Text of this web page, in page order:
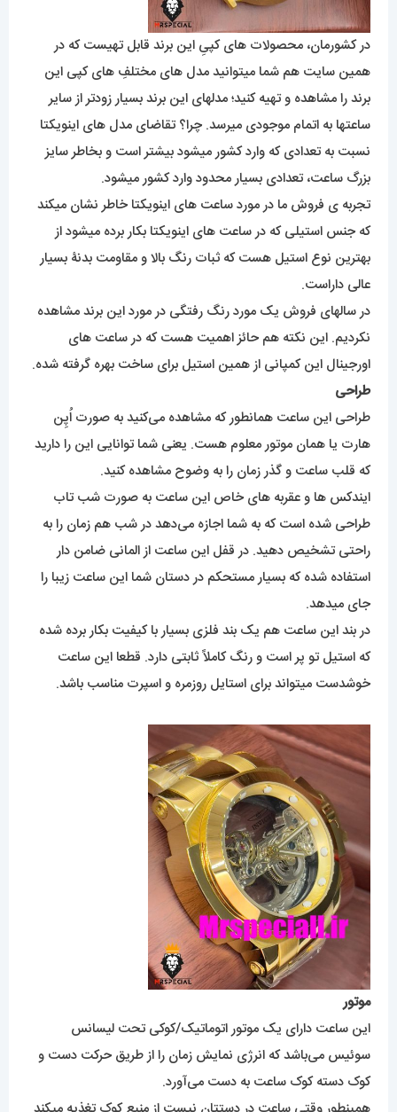
در کشورمان، محصولات های کپیِ این برند قابل تهیست که در
همین سایت هم شما میتوانید مدل های مختلفِ های کپی این
برند را مشاهده و تهیه کنید؛ مدلهای این برند بسیار زودتر از سایر
ساعتها به اتمام موجودی میرسد. چرا؟ تقاضای مدل های اینویکتا
نسبت به تعدادی که وارد کشور میشود بیشتر است و بخاطر سایز
بزرگ ساعت، تعدادی بسیار محدود وارد کشور میشود.
تجربه ی فروش ما در مورد ساعت های اینویکتا خاطر نشان میکند
که جنس استیلی که در ساعت های اینویکتا بکار برده میشود از
بهترین نوع استیل هست که ثبات رنگ بالا و مقاومت بدنۀ بسیار
عالی داراست.
در سالهای فروش یک مورد رنگ رفتگی در مورد این برند مشاهده
نکردیم. این نکته هم حائز اهمیت هست که در ساعت های
اورجینال این کمپانی از همین استیل برای ساخت بهره گرفته شده.
طراحی
طراحی این ساعت همانطور که مشاهده می‌کنید به صورت اُپِن
هارت یا همان موتور معلوم هست. یعنی شما توانایی این را دارید
که قلب ساعت و گذر زمان را به وضوح مشاهده کنید.
ایندکس ها و عقربه های خاص این ساعت به صورت شب تاب
طراحی شده است که به شما اجازه می‌دهد در شب هم زمان را به
راحتی تشخیص دهید. در قفل این ساعت از المانی ضامن دار
استفاده شده که بسیار مستحکم در دستان شما این ساعت زیبا را
جای میدهد.
در بند این ساعت هم یک بند فلزی بسیار با کیفیت بکار برده شده
که استیل تو پر است و رنگ کاملاً ثابتی دارد. قطعا این ساعت
خوشدست میتواند برای استایل روزمره و اسپرت مناسب باشد.
موتور
این ساعت دارای یک موتور اتوماتیک/کوکی تحت لیسانس
سوئیس می‌باشد که انرژی نمایش زمان را از طریق حرکت دست و
کوک دسته کوک ساعت به دست می‌آورد.